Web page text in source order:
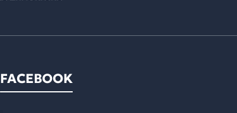
FACEBOOK